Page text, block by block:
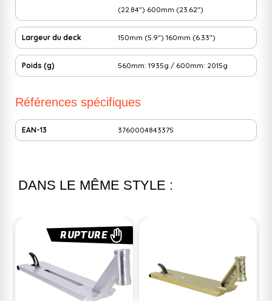
(22.84") 600mm (23.62")
Largeur du deck 150mm (5.9") 160mm (6.33")
Poids (g) 560mm: 1935g / 600mm: 2015g
Références spécifiques
EAN-13 3760004843375
DANS LE MÊME STYLE :
RUPTURE